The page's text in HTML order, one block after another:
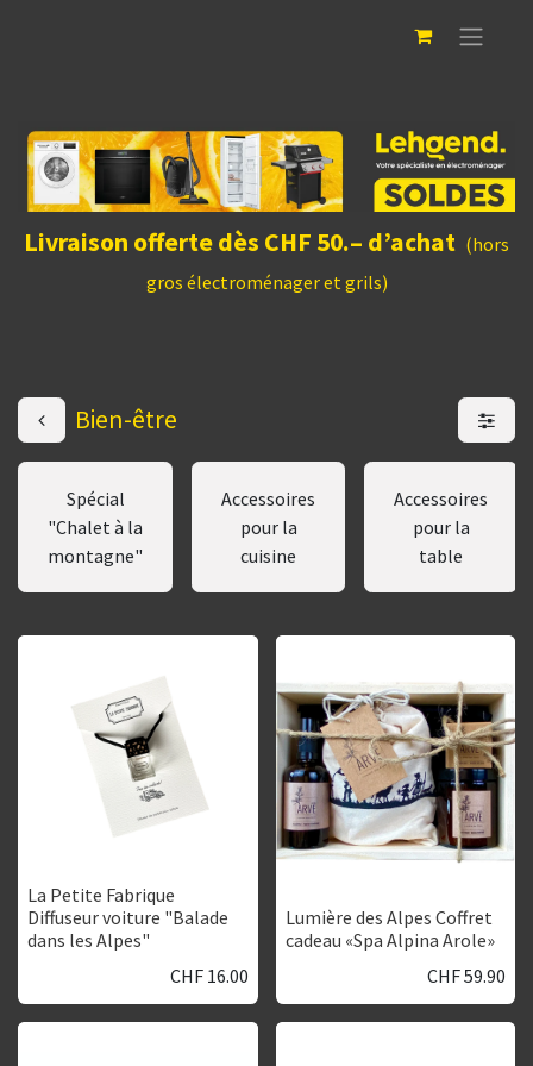
Livraison offerte dès CHF 50.– d’achat (hors
gros électroménager et grils)
Bien-être
Spécial
"Chalet à la
montagne"
Accessoires
pour la
cuisine
Accessoires
pour la
table
La Petite Fabrique
Diffuseur voiture "Balade
dans les Alpes"
CHF 16.00
Lumière des Alpes Coffret
cadeau «Spa Alpina Arole»
CHF59.90